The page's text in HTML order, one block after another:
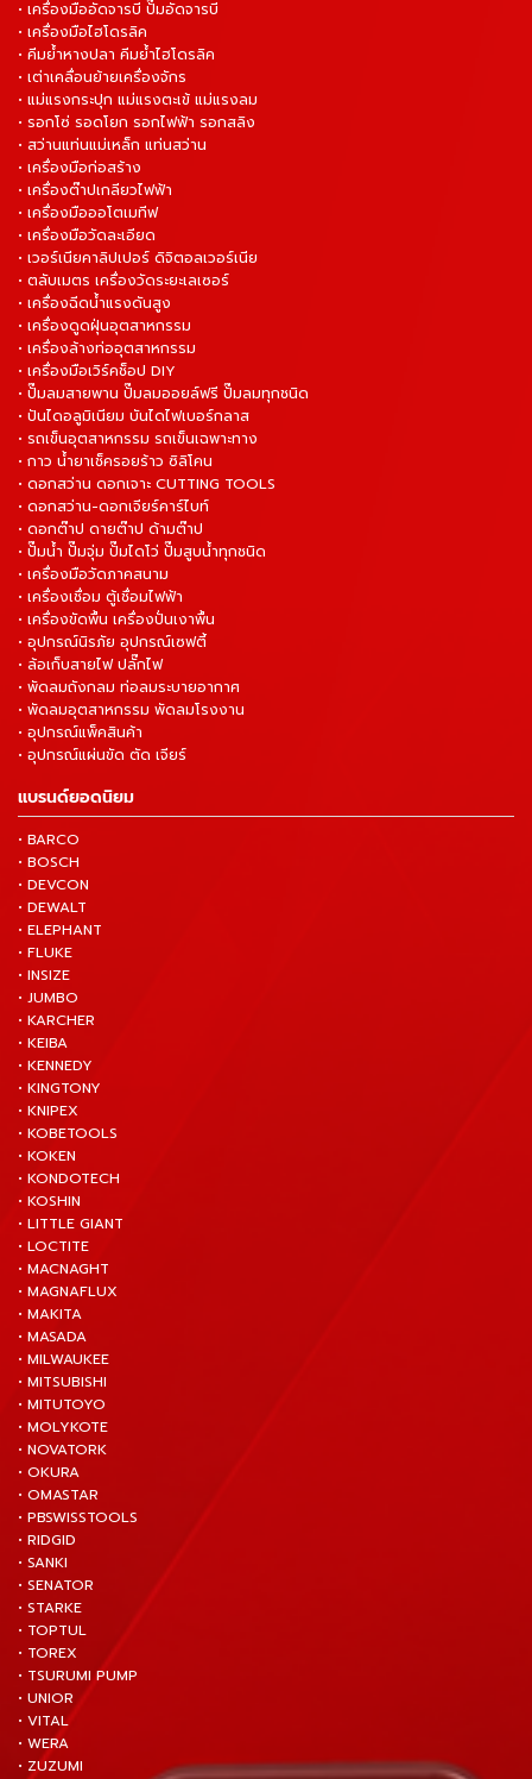
• เครื่องมืออัดจารบี ปั๊มอัดจารบี
• เครื่องมือไฮโดรลิค
• คีมย้ำหางปลา คีมย้ำไฮโดรลิค
• เต่าเคลื่อนย้ายเครื่องจักร
• แม่แรงกระปุก แม่แรงตะเข้ แม่แรงลม
• รอกโซ่ รอดโยก รอกไฟฟ้า รอกสลิง
• สว่านแท่นแม่เหล็ก แท่นสว่าน
• เครื่องมือก่อสร้าง
• เครื่องต๊าปเกลียวไฟฟ้า
• เครื่องมือออโตเมทีฟ
• เครื่องมือวัดละเอียด
• เวอร์เนียคาลิปเปอร์ ดิจิตอลเวอร์เนีย
• ตลับเมตร เครื่องวัดระยะเลเซอร์
• เครื่องฉีดน้ำแรงดันสูง
• เครื่องดูดฝุ่นอุตสาหกรรม
• เครื่องล้างท่ออุตสาหกรรม
• เครื่องมือเวิร์คช็อป DIY
• ปั๊มลมสายพาน ปั๊มลมออยล์ฟรี ปั๊มลมทุกชนิด
• ปันไดอลูมิเนียม บันไดไฟเบอร์กลาส
• รถเข็นอุตสาหกรรม รถเข็นเฉพาะทาง
• กาว น้ำยาเช็ครอยร้าว ซิลิโคน
• ดอกสว่าน ดอกเจาะ CUTTING TOOLS
• ดอกสว่าน-ดอกเจียร์คาร์ไบท์
• ดอกต๊าป ดายต๊าป ด้ามต๊าป
• ปั๊มน้ำ ปั๊มจุ่ม ปั๊มไดโว่ ปั๊มสูบน้ำทุกชนิด
• เครื่องมือวัดภาคสนาม
• เครื่องเชื่อม ตู้เชื่อมไฟฟ้า
• เครื่องขัดพื้น เครื่องปั่นเงาพื้น
• อุปกรณ์นิรภัย อุปกรณ์เซฟตี้
• ล้อเก็บสายไฟ ปลั๊กไฟ
• พัดลมถังกลม ท่อลมระบายอากาศ
• พัดลมอุตสาหกรรม พัดลมโรงงาน
• อุปกรณ์แพ็คสินค้า
• อุปกรณ์แผ่นขัด ตัด เจียร์
แบรนด์ยอดนิยม
• BARCO
• BOSCH
• DEVCON
• DEWALT
• ELEPHANT
• FLUKE
• INSIZE
• JUMBO
• KARCHER
• KEIBA
• KENNEDY
• KINGTONY
• KNIPEX
• KOBETOOLS
• KOKEN
• KONDOTECH
• KOSHIN
• LITTLE GIANT
• LOCTITE
• MACNAGHT
• MAGNAFLUX
• MAKITA
• MASADA
• MILWAUKEE
• MITSUBISHI
• MITUTOYO
• MOLYKOTE
• NOVATORK
• OKURA
• OMASTAR
• PBSWISSTOOLS
• RIDGID
• SANKI
• SENATOR
• STARKE
• TOPTUL
• TOREX
• TSURUMI PUMP
• UNIOR
• VITAL
• WERA
• ZUZUMI